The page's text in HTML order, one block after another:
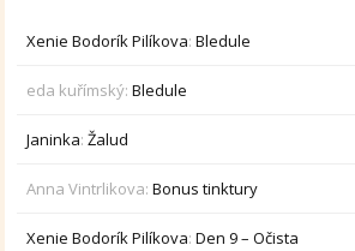
Xenie Bodorík Pilíkova:Bledule
eda kuřímský:Bledule
Janinka:Žalud
Anna Vintrlikova:Bonus tinktury
Xenie Bodorík Pilíkova:Den 9 – Očista